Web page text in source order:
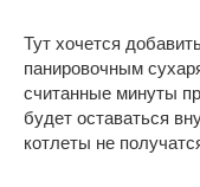
Тут хочется
панировочным
считанные минуты
будет оставаться
котлеты не